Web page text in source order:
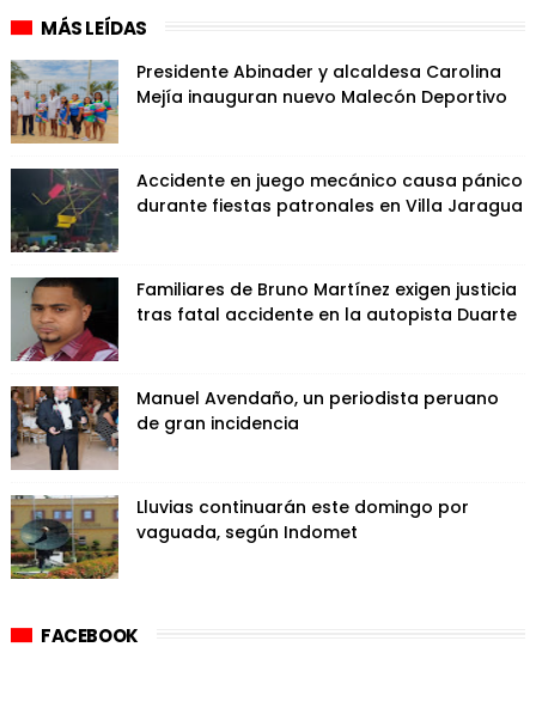
MÁS LEÍDAS
Presidente Abinader y alcaldesa Carolina
Mejía inauguran nuevo Malecón Deportivo
Accidente en juego mecánico causa pánico
durante fiestas patronales en Villa Jaragua
Familiares de Bruno Martínez exigen justicia
tras fatal accidente en la autopista Duarte
Manuel Avendaño, un periodista peruano
de gran incidencia
Lluvias continuarán este domingo por
vaguada, según Indomet
FACEBOOK